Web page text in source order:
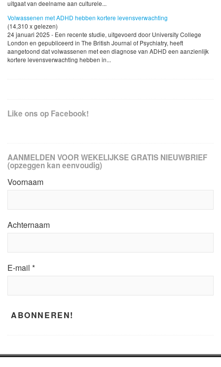
uitgaat van deelname aan culturele...
Volwassenen met ADHD hebben kortere levensverwachting
(14,310 x gelezen)
24 januari 2025 - Een recente studie, uitgevoerd door University College
London en gepubliceerd in The British Journal of Psychiatry, heeft
aangetoond dat volwassenen met een diagnose van ADHD een aanzienlijk
kortere levensverwachting hebben in...
Like ons op Facebook!
AANMELDEN VOOR WEKELIJKSE GRATIS NIEUWBRIEF
(opzeggen kan eenvoudig)
Voornaam
Achternaam
E-mail *